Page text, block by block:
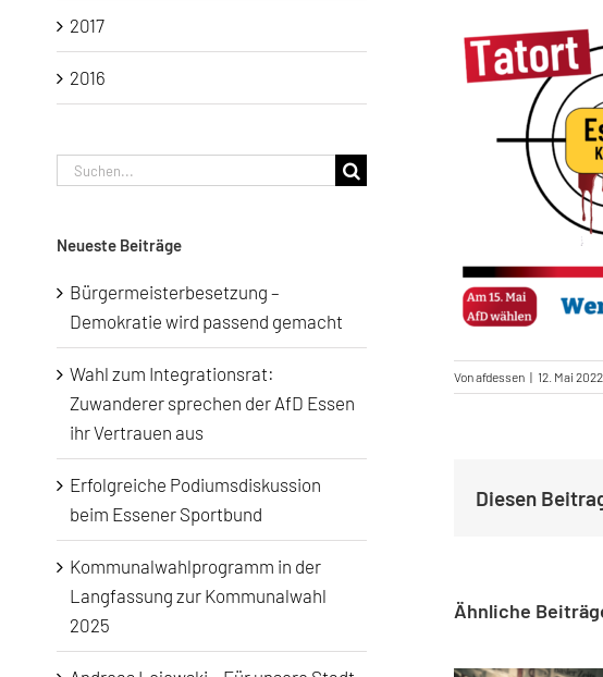
Vonafdessen | 12. Mai 2022
Diesen
Ähnliche
2017
2016
Suche
Neueste Beiträge
Bürgermeisterbesetzung –
Demokratie wird passend gemacht
Wahl zum Integrationsrat:
Zuwanderer sprechen der AfD Essen
ihr Vertrauen aus
Erfolgreiche Podiumsdiskussion
beim Essener Sportbund
Kommunalwahlprogramm in der
Langfassung zur Kommunalwahl
2025